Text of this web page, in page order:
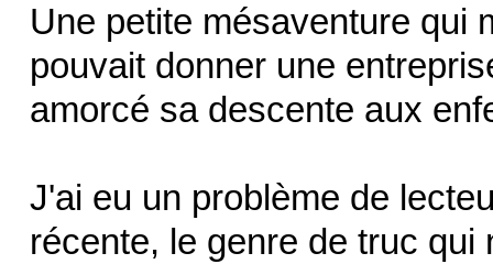
Une petite mésaventure qui
pouvait donner une
amorcé sa descente aux
J'ai eu un problème de
récente, le genre de truc